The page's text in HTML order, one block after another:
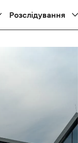
Розслідування